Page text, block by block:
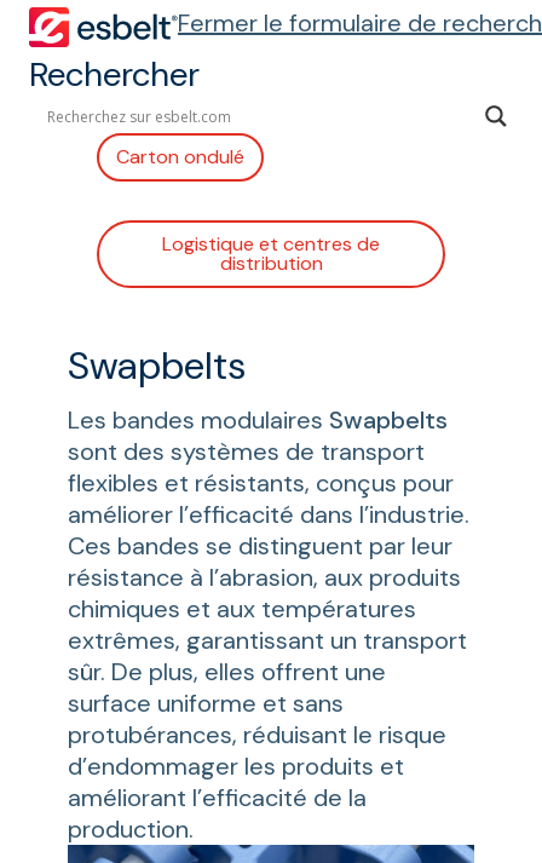
Fermer le formulaire de
Rechercher
Fruits et légumes
Carton ondulé
Logistique et centres de
distribution
Swapbelts
Les bandes modulaires Swapbelts
sont des systèmes de transport
flexibles et résistants, conçus pour
améliorer l’efficacité dans l’industrie.
Ces bandes se distinguent par leur
résistance à l’abrasion, aux produits
chimiques et aux températures
extrêmes, garantissant un transport
sûr. De plus, elles offrent une
surface uniforme et sans
protubérances, réduisant le risque
d’endommager les produits et
améliorant l’efficacité de la
production.